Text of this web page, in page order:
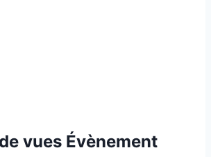
vues Évènement